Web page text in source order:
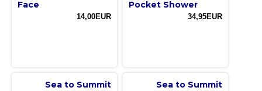
Face
14,00EUR
Pocket Shower
34,95EUR
Sea to Summit Sea to Summit